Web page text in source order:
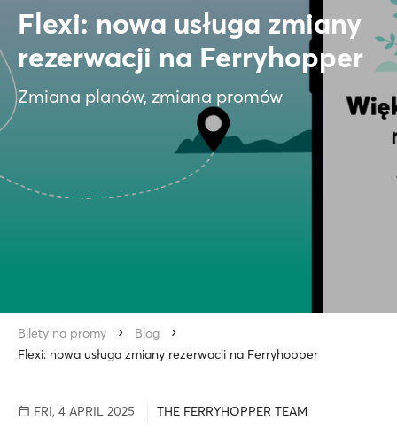
Flexi: nowa usługa zmiany
rezerwacji na Ferryhopper
Zmiana planów, zmiana promów
Bilety na promy
Blog
Flexi: nowa usługa zmiany rezerwacji na Ferryhopper
FRI, 4 APRIL 2025 THE FERRYHOPPER TEAM